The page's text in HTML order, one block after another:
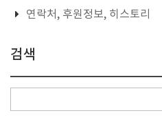
연락처, 후원정보, 히스토리
검색